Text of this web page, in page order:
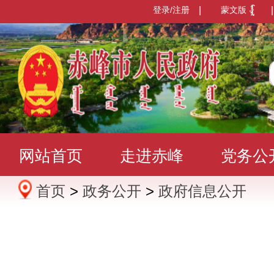
蒙文版
登录/注册
网站首页 走进赤峰 党务公
办事服务 政民互动 数据发
首页 > 政务公开 > 政府信息公开